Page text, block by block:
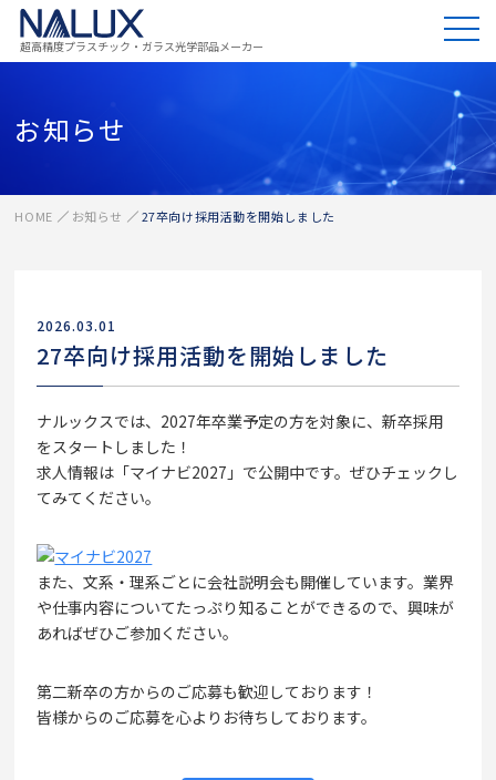
超高精度プラスチック・ガラス光学部品メーカー
お知らせ
HOME お知らせ 27卒向け採用活動を開始しました
2026.03.01
27卒向け採用活動を開始しました
ナルックスでは、2027年卒業予定の方を対象に、新卒採用
をスタートしました！
求人情報は「マイナビ2027」で公開中です。ぜひチェックし
てみてください。
また、文系・理系ごとに会社説明会も開催しています。業界
や仕事内容についてたっぷり知ることができるので、興味が
あればぜひご参加ください。
第二新卒の方からのご応募も歓迎しております！
皆様からのご応募を心よりお待ちしております。